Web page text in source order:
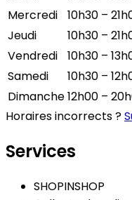
Mercredi
10h30 –
Jeudi
10h30 –
Vendredi
10h30 –
Samedi
10h30 –
Dimanche12h00 –
Horaires incorrects ?
Services
SHOPINSHOP